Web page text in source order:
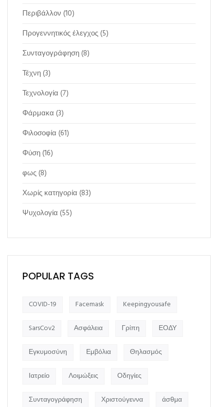
Περιβάλλον (10)
Προγεννητικός έλεγχος(5)
Συνταγογράφηση(8)
Τέχνη(3)
Τεχνολογία (7)
Φάρμακα (3)
Φιλοσοφία (61)
Φύση(16)
φως(8)
Χωρίς κατηγορία (83)
Ψυχολογία (55)
POPULAR TAGS
COVID-19 Facemask Keepingyousafe
SarsCov2 Ασφάλεια Γρίπη ΕΟΔΥ
Εγκυμοσύνη Εμβόλια Θηλασμός
Ιατρείο Λοιμώξεις Οδηγίες
Συνταγογράφηση Χριστούγεννα άσθμα